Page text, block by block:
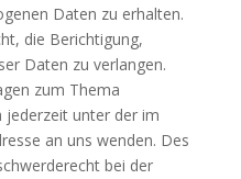
Daten zu erhalten.
die Berichtigung,
Daten zu verlangen.
zum Thema
jederzeit unter der im
an uns wenden. Des
bei der